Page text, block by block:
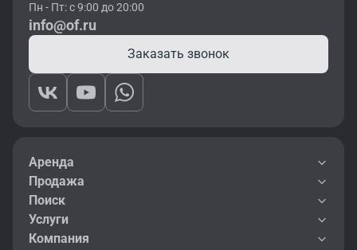
Пн - Пт: с 9:00 до 20:00
info@of.ru
Заказать звонок
Аренда
Продажа
Поиск
Услуги
Компания